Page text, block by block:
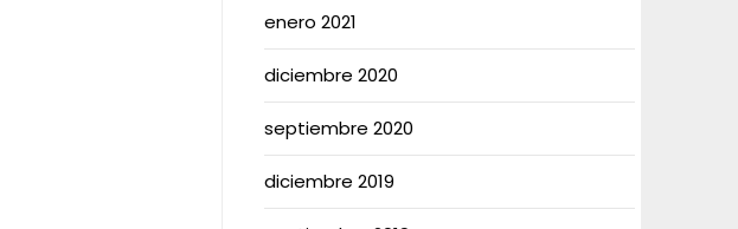
enero 2021
diciembre 2020
septiembre 2020
diciembre 2019